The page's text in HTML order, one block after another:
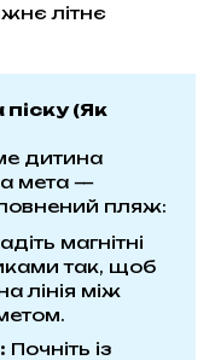
літнє
(Як
дитина
мета —
пляж:
магнітні
так, щоб
лінія між
Почніть із